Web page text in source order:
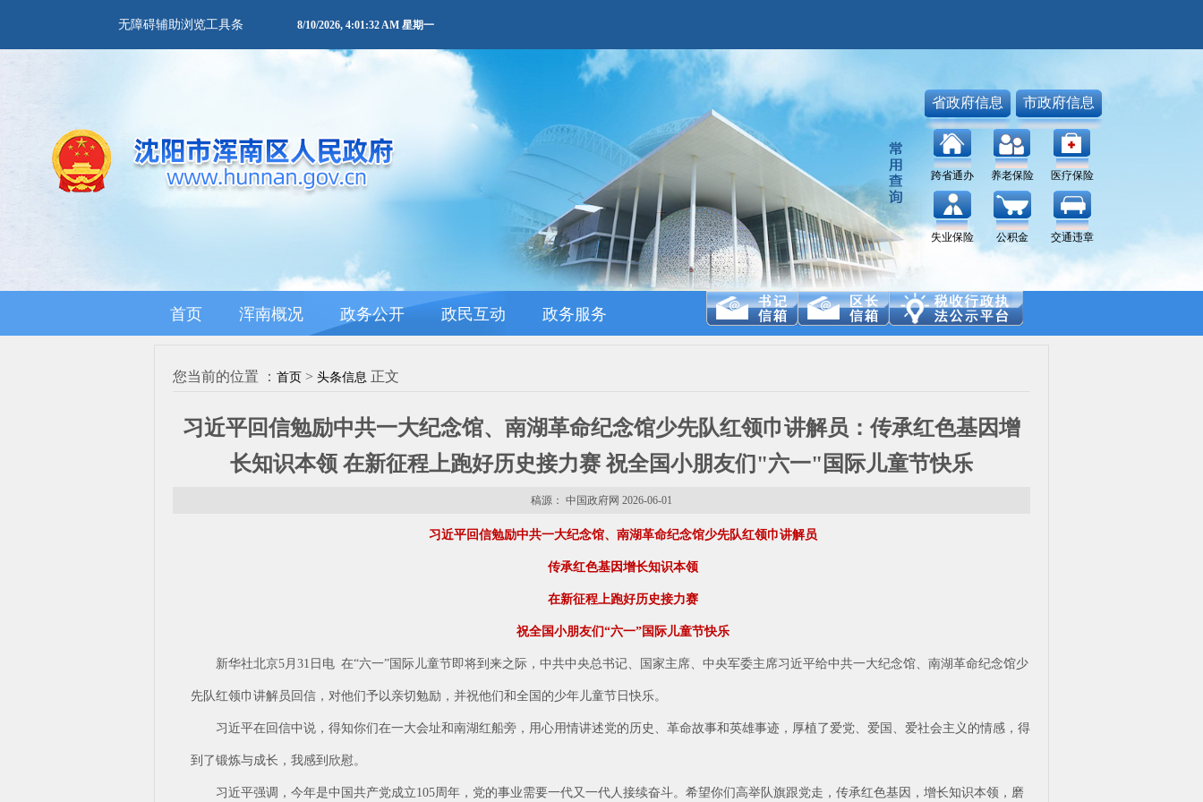
无障碍辅助浏览工具条 8/10/2026, 4:01:32 AM 星期一
省政府信息 市政府信息
跨省通办 养老保险 医疗保险
失业保险 公积金 交通违章
首页 浑南概况 政务公开 政民互动 政务服务
您当前的位置 ： 首页 > 头条信息 正文
习近平回信勉励中共一大纪念馆、南湖革命纪念馆少先队红领巾讲解员：传承红色基因增
长知识本领 在新征程上跑好历史接力赛 祝全国小朋友们"六一"国际儿童节快乐
稿源： 中国政府网 2026-06-01
习近平回信勉励中共一大纪念馆、南湖革命纪念馆少先队红领巾讲解员
传承红色基因增长知识本领
在新征程上跑好历史接力赛
祝全国小朋友们“六一”国际儿童节快乐
新华社北京5月31日电 在“六一”国际儿童节即将到来之际，中共中央总书记、国家主席、中央军委主席习近平给中共一大纪念馆、南湖革命纪念馆少
先队红领巾讲解员回信，对他们予以亲切勉励，并祝他们和全国的少年儿童节日快乐。
习近平在回信中说，得知你们在一大会址和南湖红船旁，用心用情讲述党的历史、革命故事和英雄事迹，厚植了爱党、爱国、爱社会主义的情感，得
到了锻炼与成长，我感到欣慰。
习近平强调，今年是中国共产党成立105周年，党的事业需要一代又一代人接续奋斗。希望你们高举队旗跟党走，传承红色基因，增长知识本领，磨